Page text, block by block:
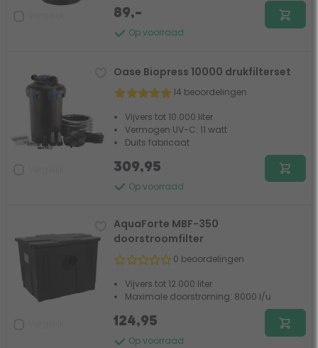
Op voorraad
89,-
Oase Biopress 10000 drukfilterset
14 beoordelingen
Vijvers tot 10.000 liter
Vermogen UV-C: 11 watt
Duits fabricaat
Op voorraad
309,95
AquaForte MBF-350
doorstroomfilter
0 beoordelingen
Vijvers tot 12.000 liter
Maximale doorstroming: 8000 l/u
Op voorraad
124,95